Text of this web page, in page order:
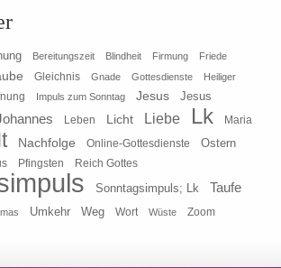
Bereitungszeit Blindheit Firmung
Friede
Gleichnis Gnade Gottesdienste
Heiliger
Impuls zum Sonntag Jesus
Jesus
Leben Licht Liebe Lk Maria
Nachfolge Online-Gottesdienste Ostern
Pfingsten Reich Gottes
Sonntagsimpuls; Lk Taufe
Umkehr Weg Wort Wüste Zoom